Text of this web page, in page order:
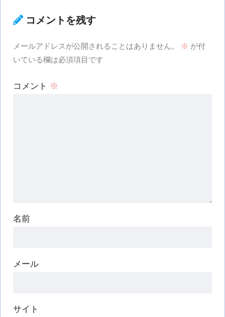
コメントを残す
メールアドレスが公開されることはありません。 ※ が付
いている欄は必須項目です
コメント ※
名前
メール
サイト